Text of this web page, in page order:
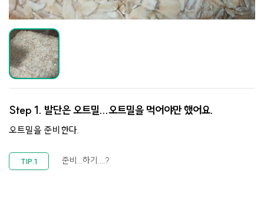
Step 1. 발단은 오트밀...오트밀을 먹어야만 했어요.
오트밀을 준비한다.
준비...하기....?